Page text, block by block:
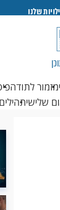
שלנו
מזמור לתודה
שלישי